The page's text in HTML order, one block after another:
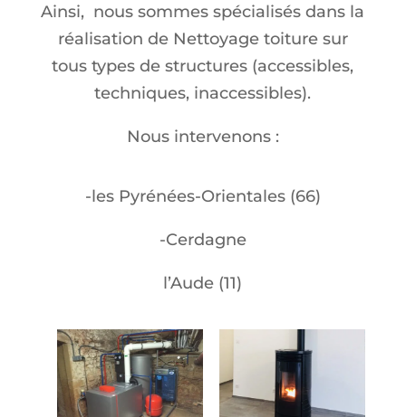
Ainsi, nous sommes spécialisés dans la
réalisation de Nettoyage toiture sur
tous types de structures (accessibles,
techniques, inaccessibles).
Nous intervenons :
-les Pyrénées-Orientales (66)
-Cerdagne
l’Aude (11)